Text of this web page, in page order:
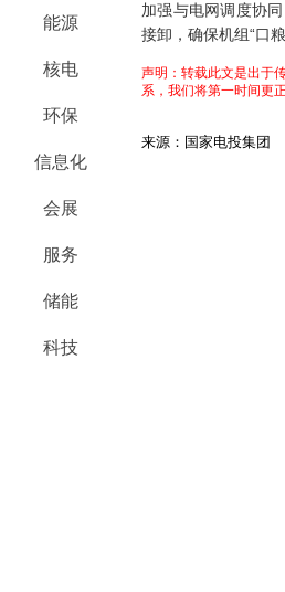
能源
核电
环保
信息化
会展
服务
储能
科技
加强与电网调度协
接卸，确保机组“口
声明：转载此文是出于
系，我们将第一时间更
来源：国家电投集团